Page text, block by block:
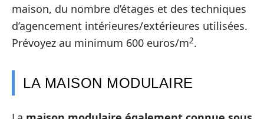
maison, du nombre d’étages et des techniques
d’agencement intérieures/extérieures utilisées.
Prévoyez au minimum 600 euros/m2.
LA MAISON MODULAIRE